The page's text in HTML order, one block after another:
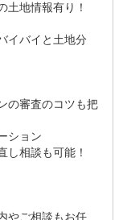
土地情報有り！
イバイと土地分
の審査のコツも把
ション
し相談も可能！
やご相談もお任